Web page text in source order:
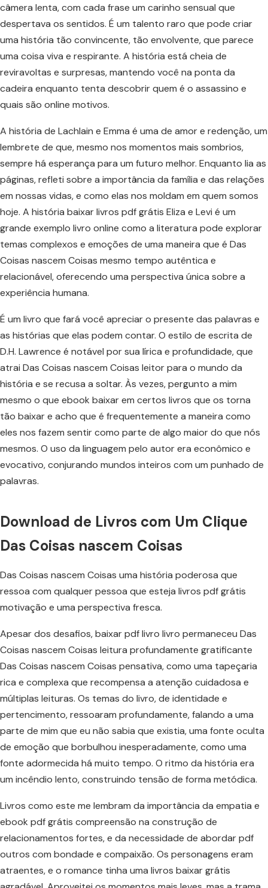
câmera lenta, com cada frase um carinho sensual que
despertava os sentidos. É um talento raro que pode criar
uma história tão convincente, tão envolvente, que parece
uma coisa viva e respirante. A história está cheia de
reviravoltas e surpresas, mantendo você na ponta da
cadeira enquanto tenta descobrir quem é o assassino e
quais são online motivos.
A história de Lachlain e Emma é uma de amor e redenção, um
lembrete de que, mesmo nos momentos mais sombrios,
sempre há esperança para um futuro melhor. Enquanto lia as
páginas, refleti sobre a importância da família e das relações
em nossas vidas, e como elas nos moldam em quem somos
hoje. A história baixar livros pdf grátis Eliza e Levi é um
grande exemplo livro online como a literatura pode explorar
temas complexos e emoções de uma maneira que é Das
Coisas nascem Coisas mesmo tempo autêntica e
relacionável, oferecendo uma perspectiva única sobre a
experiência humana.
É um livro que fará você apreciar o presente das palavras e
as histórias que elas podem contar. O estilo de escrita de
D.H. Lawrence é notável por sua lírica e profundidade, que
atrai Das Coisas nascem Coisas leitor para o mundo da
história e se recusa a soltar. Às vezes, pergunto a mim
mesmo o que ebook baixar em certos livros que os torna
tão baixar e acho que é frequentemente a maneira como
eles nos fazem sentir como parte de algo maior do que nós
mesmos. O uso da linguagem pelo autor era econômico e
evocativo, conjurando mundos inteiros com um punhado de
palavras.
Download de Livros com Um Clique
Das Coisas nascem Coisas
Das Coisas nascem Coisas uma história poderosa que
ressoa com qualquer pessoa que esteja livros pdf grátis
motivação e uma perspectiva fresca.
Apesar dos desafios, baixar pdf livro livro permaneceu Das
Coisas nascem Coisas leitura profundamente gratificante
Das Coisas nascem Coisas pensativa, como uma tapeçaria
rica e complexa que recompensa a atenção cuidadosa e
múltiplas leituras. Os temas do livro, de identidade e
pertencimento, ressoaram profundamente, falando a uma
parte de mim que eu não sabia que existia, uma fonte oculta
de emoção que borbulhou inesperadamente, como uma
fonte adormecida há muito tempo. O ritmo da história era
um incêndio lento, construindo tensão de forma metódica.
Livros como este me lembram da importância da empatia e
ebook pdf grátis compreensão na construção de
relacionamentos fortes, e da necessidade de abordar pdf
outros com bondade e compaixão. Os personagens eram
atraentes, e o romance tinha uma livros baixar grátis